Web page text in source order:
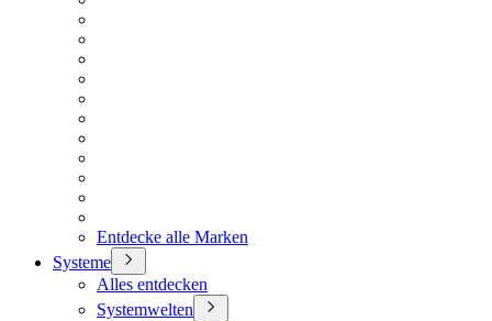
Entdecke alle Marken
Systeme
Alles entdecken
Systemwelten